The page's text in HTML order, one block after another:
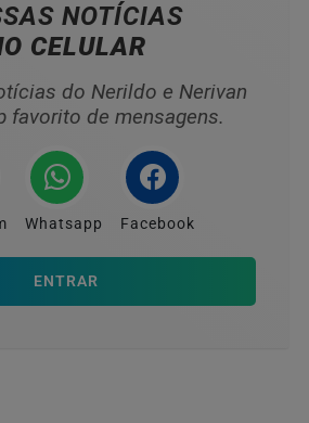
NOTÍCIAS
CELULAR
do Nerildo e Nerivan
favorito de mensagens.
Whatsapp Facebook
ENTRAR